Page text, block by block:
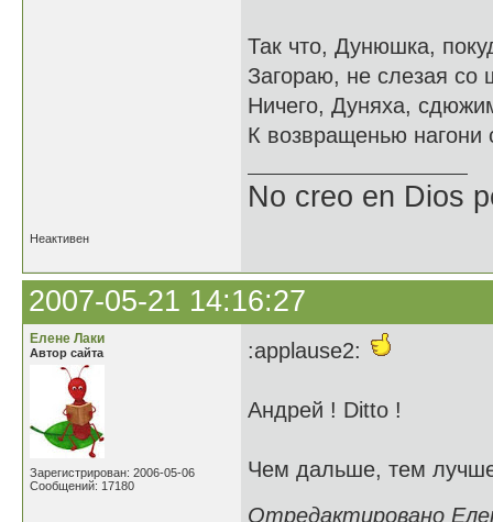
Так что, Дунюшка,
Загораю, не слезая со
Ничего, Дуняха,
К возвращенью нагони
No creo en Dios
Неактивен
2007-05-21 14:16:27
Елене Лаки
Автор сайта
Зарегистрирован: 2006-05-06
Сообщений: 17180
:applause2:
Андрей ! Ditto !
Чем дальше, тем
Отредактировано